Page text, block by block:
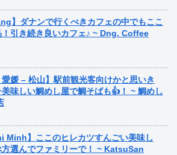
】ダナンで行くべきカフェの中でもここ
！引き続き良いカフェ♪ ~ Dng. Coffee
愛媛 – 松山】駅前観光客向けかと思いき
味しい鯛めし屋で鯛そばも👍！ ~ 鯛めし
Minh】ここのヒレカツすんごい美味し
方選んでファミリーで！ ~ KatsuSan